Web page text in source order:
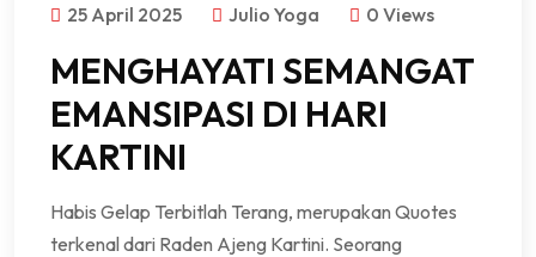
25 April 2025 Julio Yoga 0 Views
MENGHAYATI SEMANGAT
EMANSIPASI DI HARI
KARTINI
Habis Gelap Terbitlah Terang, merupakan Quotes
terkenal dari Raden Ajeng Kartini. Seorang